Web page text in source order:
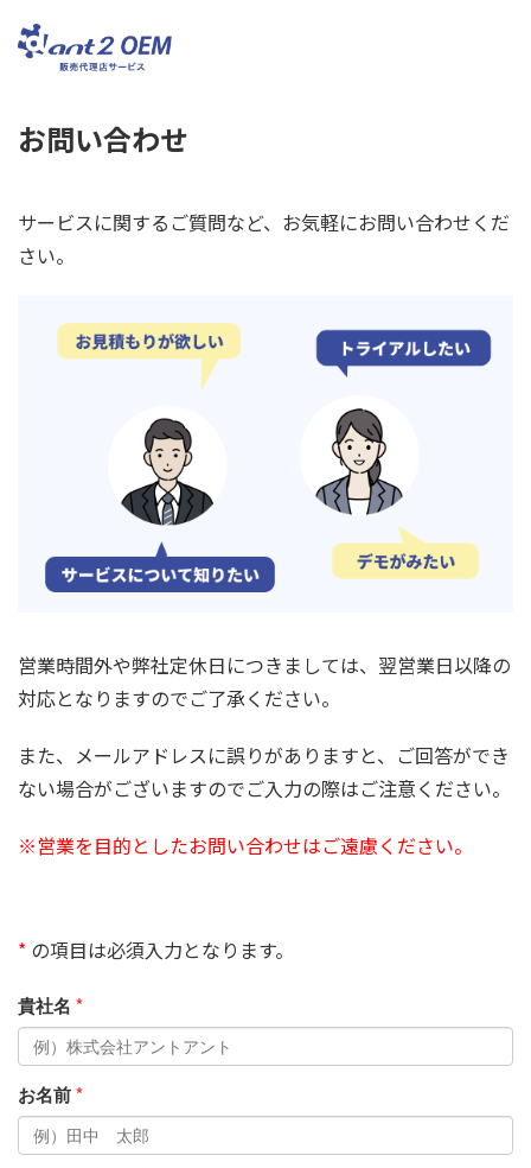
お問い合わせ
サービスに関するご質問など、お気軽にお問い合わせくだ
さい。
営業時間外や弊社定休日につきましては、翌営業日以降の
対応となりますのでご了承ください。
また、メールアドレスに誤りがありますと、ご回答ができ
ない場合がございますのでご入力の際はご注意ください。
※営業を目的としたお問い合わせはご遠慮ください。
* の項目は必須入力となります。
貴社名
お名前